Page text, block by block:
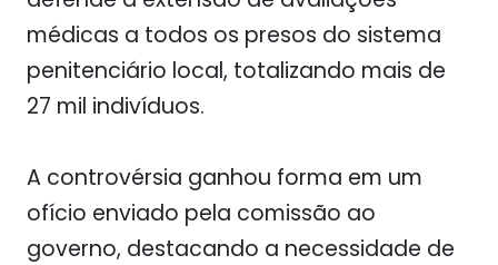
médicas a todos os presos do sistema
penitenciário local, totalizando mais de
27 mil indivíduos.
A controvérsia ganhou forma em um
ofício enviado pela comissão ao
governo, destacando a necessidade de